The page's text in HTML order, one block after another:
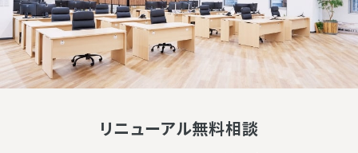
リニューアル無料相談